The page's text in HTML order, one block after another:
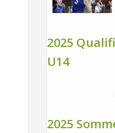
2025
U14
2025